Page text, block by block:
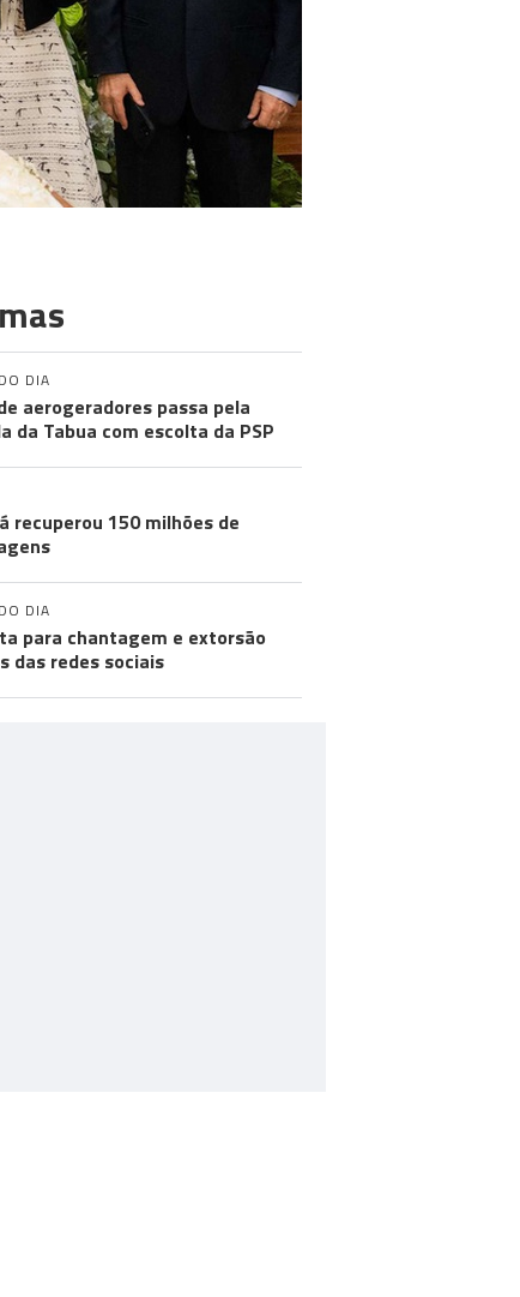
DIA
aerogeradores passa pela
da Tabua com escolta da PSP
recuperou 150 milhões de
DIA
para chantagem e extorsão
das redes sociais